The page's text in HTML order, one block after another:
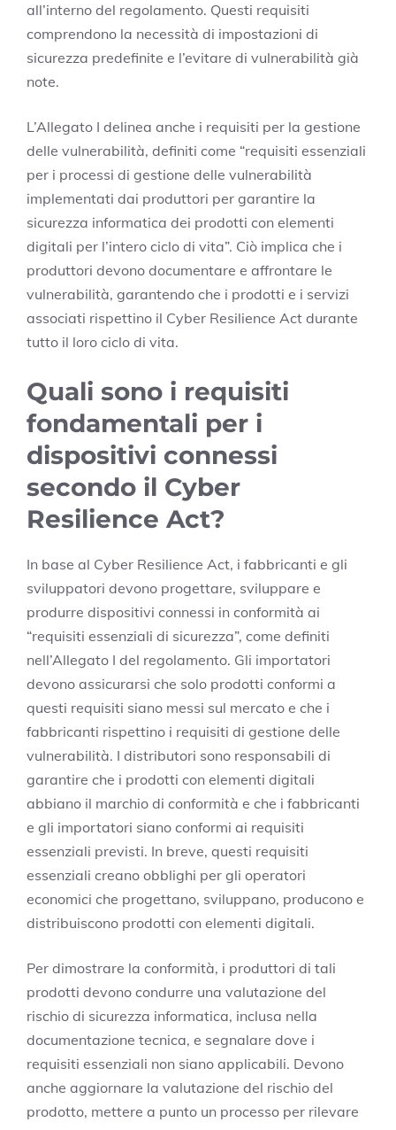
all’interno del regolamento. Questi requisiti
comprendono la necessità di impostazioni di
sicurezza predefinite e l’evitare di vulnerabilità già
note.
L’Allegato I delinea anche i requisiti per la gestione
delle vulnerabilità, definiti come “requisiti essenziali
per i processi di gestione delle vulnerabilità
implementati dai produttori per garantire la
sicurezza informatica dei prodotti con elementi
digitali per l’intero ciclo di vita”. Ciò implica che i
produttori devono documentare e affrontare le
vulnerabilità, garantendo che i prodotti e i servizi
associati rispettino il Cyber Resilience Act durante
tutto il loro ciclo di vita.
Quali sono i requisiti
fondamentali per i
dispositivi connessi
secondo il Cyber
Resilience Act?
In base al Cyber Resilience Act, i fabbricanti e gli
sviluppatori devono progettare, sviluppare e
produrre dispositivi connessi in conformità ai
“requisiti essenziali di sicurezza”, come definiti
nell’Allegato I del regolamento. Gli importatori
devono assicurarsi che solo prodotti conformi a
questi requisiti siano messi sul mercato e che i
fabbricanti rispettino i requisiti di gestione delle
vulnerabilità. I distributori sono responsabili di
garantire che i prodotti con elementi digitali
abbiano il marchio di conformità e che i fabbricanti
e gli importatori siano conformi ai requisiti
essenziali previsti. In breve, questi requisiti
essenziali creano obblighi per gli operatori
economici che progettano, sviluppano, producono e
distribuiscono prodotti con elementi digitali.
Per dimostrare la conformità, i produttori di tali
prodotti devono condurre una valutazione del
rischio di sicurezza informatica, inclusa nella
documentazione tecnica, e segnalare dove i
requisiti essenziali non siano applicabili. Devono
anche aggiornare la valutazione del rischio del
prodotto, mettere a punto un processo per rilevare